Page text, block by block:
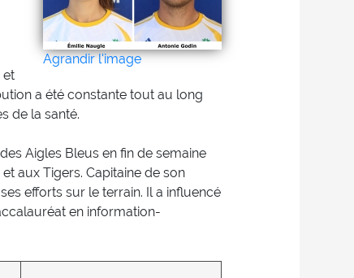
Agrandir l'image
et
a été constante tout au long
de la santé.
Aigles Bleus en fin de semaine
aux Tigers. Capitaine de son
efforts sur le terrain. Il a influencé
en information-